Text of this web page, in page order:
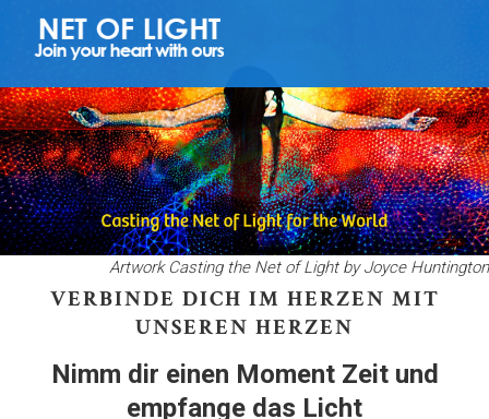
L
C
H
T
N
E
T
Artwork Casting the Net of Light by Joyce Huntington
VERBINDE DICH IM HERZEN MIT
UNSEREN HERZEN
Nimm dir einen Moment Zeit und
empfange das Licht